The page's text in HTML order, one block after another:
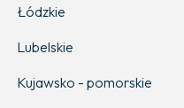
Łódzkie
Lubelskie
Kujawsko - pomorskie